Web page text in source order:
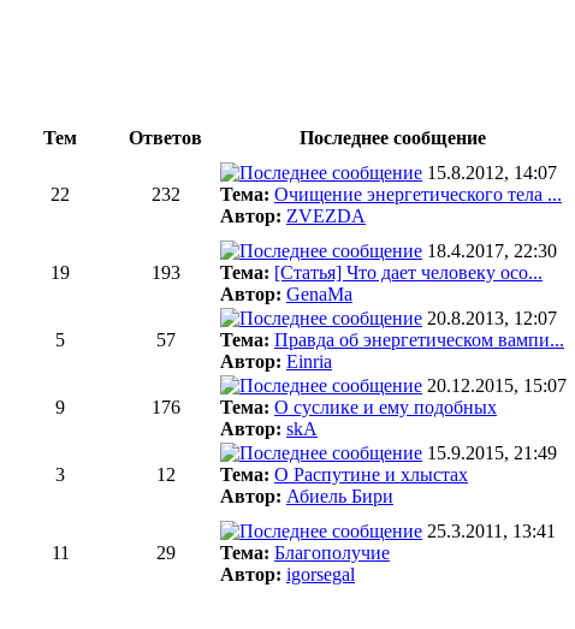
Тем Ответов
Последнее сообщение
22 232
15.8.2012, 14:07
Тема: Очищение энергетического тела ...
Автор: ZVEZDA
19 193
18.4.2017, 22:30
Тема: [Статья] Что дает человеку осо...
Автор: GenaMa
5 57
20.8.2013, 12:07
Тема: Правда об энергетическом вампи...
Автор: Einria
9 176
20.12.2015, 15:07
Тема: О суслике и ему подобных
Автор: skA
3 12
15.9.2015, 21:49
Тема: О Распутине и хлыстах
Автор: Абиель Бири
11 29
25.3.2011, 13:41
Тема: Благополучие
Автор: igorsegal